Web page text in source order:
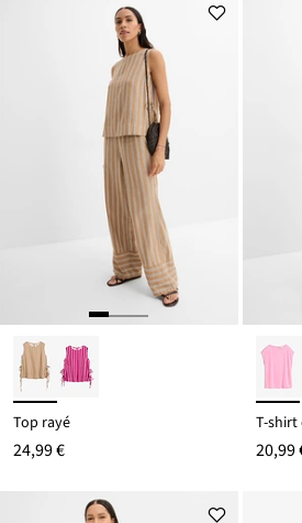
Top rayé
24,99 €
T-shirt
20,99